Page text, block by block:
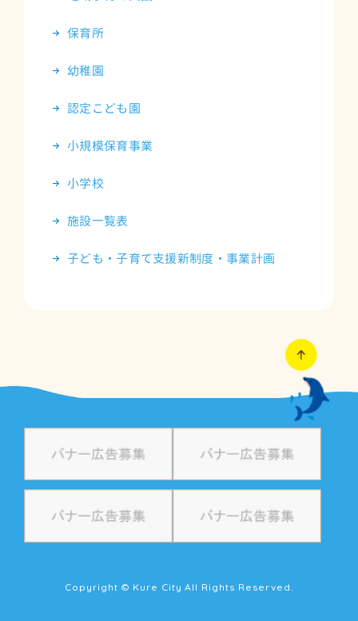
保育所
幼稚園
認定こども園
小規模保育事業
小学校
施設一覧表
子ども・子育て支援新制度・事業計画
Copyright © Kure City All Rights Reserved.